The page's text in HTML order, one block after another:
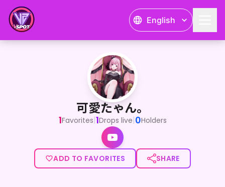
English
可愛たゃん。
可愛たゃん。
1Favorites|1Drops live|0Holders
ADD TO FAVORITES SHARE